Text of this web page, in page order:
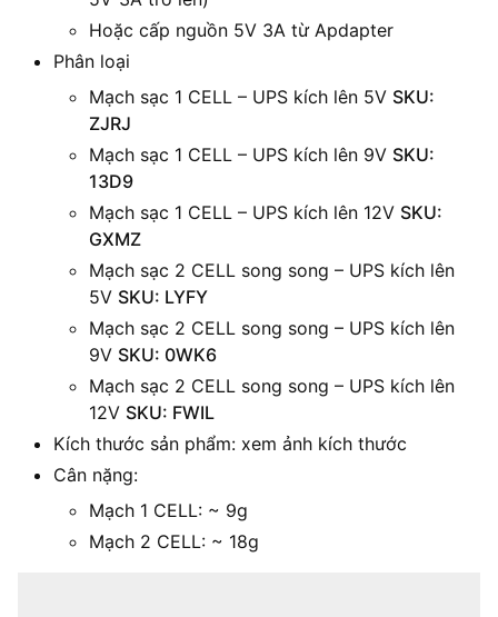
Hoặc cấp nguồn 5V 3A từ Apdapter
Phân loại
Mạch sạc 1 CELL – UPS kích lên 5V SKU:
ZJRJ
Mạch sạc 1 CELL – UPS kích lên 9V SKU:
13D9
Mạch sạc 1 CELL – UPS kích lên 12V SKU:
GXMZ
Mạch sạc 2 CELL song song – UPS kích lên
5V SKU: LYFY
Mạch sạc 2 CELL song song – UPS kích lên
9V SKU: 0WK6
Mạch sạc 2 CELL song song – UPS kích lên
12V SKU: FWIL
Kích thước sản phẩm: xem ảnh kích thước
Cân nặng:
Mạch 1 CELL: ~ 9g
Mạch 2 CELL: ~ 18g